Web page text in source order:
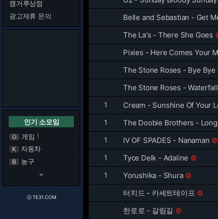
캥거루상점
광고제휴 문의
인기 소모임
G 게임 1
K 자동차
B 농구
keyboard_arrow_down
ⓒ TE31.COM
Belle and Sebastian - Get
The La's - There She Goes
Pixies - Here Comes Your
The Stone Roses - Bye Bye
The Stone Roses - Waterfall
1 Cream - Sunshine Of Your
1 The Doobie Brothers -
1 IV OF SPADES - Nanaman 
1 Tyce Delk - Adaline 
1 Yorushika - Shura 
터치드 - 카세트테이프 
한로로 - 갈림길 